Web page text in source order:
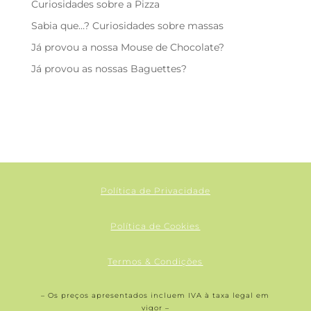
Curiosidades sobre a Pizza
Sabia que…? Curiosidades sobre massas
Já provou a nossa Mouse de Chocolate?
Já provou as nossas Baguettes?
Política de Privacidade
Política de Cookies
Termos & Condições
– Os preços apresentados incluem IVA à taxa legal em
vigor –